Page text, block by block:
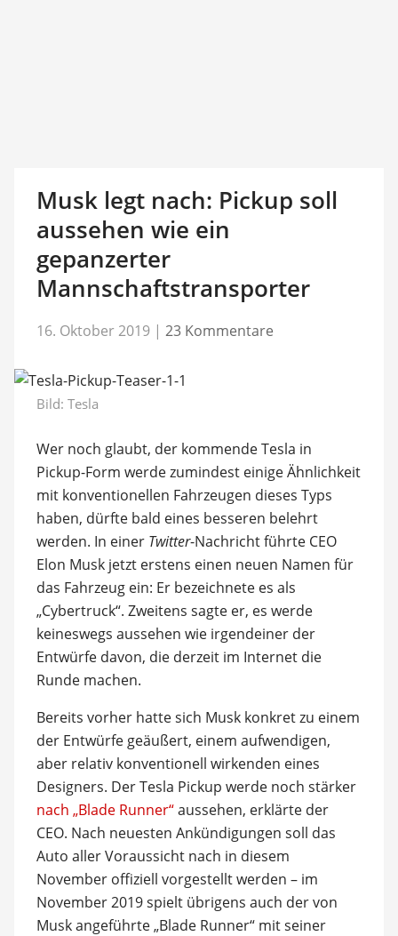
Musk legt nach: Pickup soll
aussehen wie ein
gepanzerter
Mannschaftstransporter
16. Oktober 2019 | 23 Kommentare
Bild: Tesla
Wer noch glaubt, der kommende Tesla in
Pickup-Form werde zumindest einige Ähnlichkeit
mit konventionellen Fahrzeugen dieses Typs
haben, dürfte bald eines besseren belehrt
werden. In einer Twitter-Nachricht führte CEO
Elon Musk jetzt erstens einen neuen Namen für
das Fahrzeug ein: Er bezeichnete es als
„Cybertruck“. Zweitens sagte er, es werde
keineswegs aussehen wie irgendeiner der
Entwürfe davon, die derzeit im Internet die
Runde machen.
Bereits vorher hatte sich Musk konkret zu einem
der Entwürfe geäußert, einem aufwendigen,
aber relativ konventionell wirkenden eines
Designers. Der Tesla Pickup werde noch stärker
nach „Blade Runner“aussehen, erklärte der
CEO. Nach neuesten Ankündigungen soll das
Auto aller Voraussicht nach in diesem
November offiziell vorgestellt werden – im
November 2019 spielt übrigens auch der von
Musk angeführte „Blade Runner“ mit seiner